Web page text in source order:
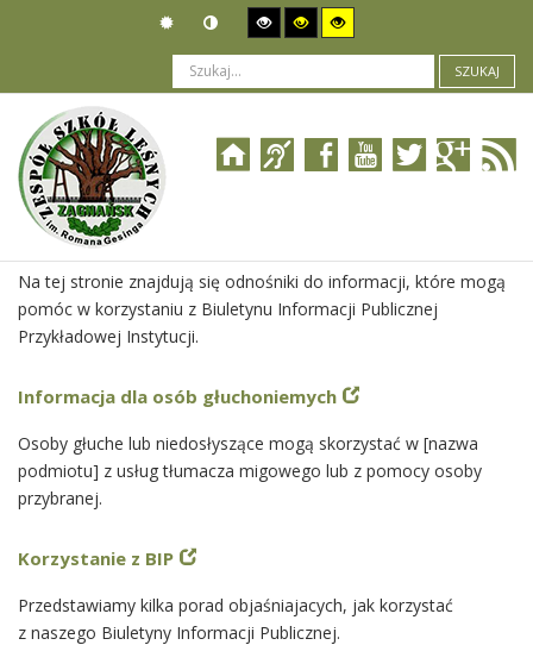
SZUKAJ
Jesteś tutaj: O Biuletynie
Na tej stronie znajdują się odnośniki do informacji, które mogą
pomóc w korzystaniu z Biuletynu Informacji Publicznej
Przykładowej Instytucji.
Informacja dla osób głuchoniemych
Osoby głuche lub niedosłyszące mogą skorzystać w [nazwa
podmiotu] z usług tłumacza migowego lub z pomocy osoby
przybranej.
Korzystanie z BIP
Przedstawiamy kilka porad objaśniajacych, jak korzystać
z naszego Biuletyny Informacji Publicznej.